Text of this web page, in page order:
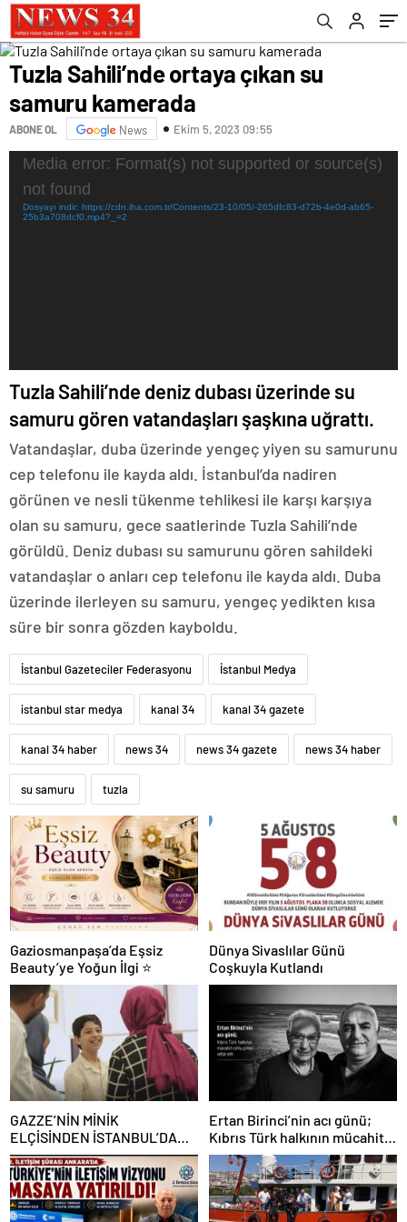
Tuzla Sahili’nde ortaya çıkan su
samuru kamerada
ABONE OL News Ekim 5, 2023 09:55
Video
Media error: Format(s) not supported or source(s)
not found
Dosyayı indir: https://cdn.iha.com.tr/Contents/23-10/05/-265dfc83-d72b-4e0d-ab65-
25b3a708dcf0.mp4?_=2
Tuzla Sahili’nde deniz dubası üzerinde su
samuru gören vatandaşları şaşkına uğrattı.
Vatandaşlar, duba üzerinde yengeç yiyen su samurunu
cep telefonu ile kayda aldı. İstanbul’da nadiren
görünen ve nesli tükenme tehlikesi ile karşı karşıya
olan su samuru, gece saatlerinde Tuzla Sahili’nde
görüldü. Deniz dubası su samurunu gören sahildeki
vatandaşlar o anları cep telefonu ile kayda aldı. Duba
üzerinde ilerleyen su samuru, yengeç yedikten kısa
süre bir sonra gözden kayboldu.
İstanbul Gazeteciler Federasyonu İstanbul Medya
istanbul star medya kanal 34 kanal 34 gazete
kanal 34 haber news 34 news 34 gazete news 34 haber
su samuru tuzla
Gaziosmanpaşa’da Eşsiz
Beauty’ye Yoğun İlgi ⭐
Dünya Sivaslılar Günü
Coşkuyla Kutlandı
GAZZE’NİN MİNİK
ELÇİSİNDEN İSTANBUL’DA
DUYGUSAL MESAJ: “BURASI
BENİM İKİNCİ EVİM”
Ertan Birinci’nin acı günü;
Kıbrıs Türk halkının mücahit
ruhlu çınarı vefat etti